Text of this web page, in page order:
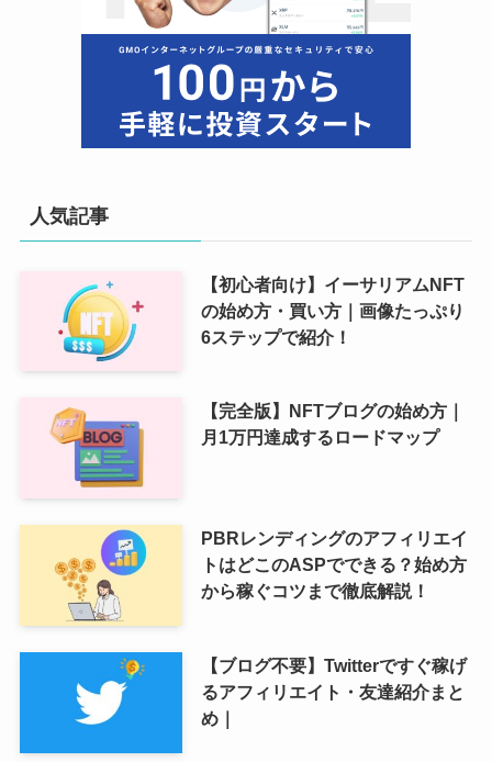
人気記事
【初心者向け】イーサリアムNFT
の始め方・買い方｜画像たっぷり
6ステップで紹介！
【完全版】NFTブログの始め方｜
月1万円達成するロードマップ
PBRレンディングのアフィリエイ
トはどこのASPでできる？始め方
から稼ぐコツまで徹底解説！
【ブログ不要】Twitterですぐ稼げ
るアフィリエイト・友達紹介まと
め｜